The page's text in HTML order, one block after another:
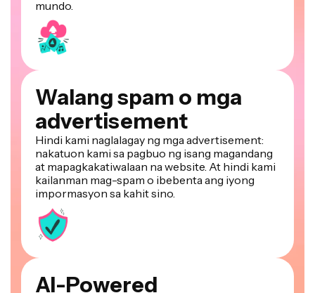
Walang spam o mga
advertisement
Hindi kami naglalagay ng mga advertisement:
nakatuon kami sa pagbuo ng isang magandang
at mapagkakatiwalaan na website. At hindi kami
kailanman mag-spam o ibebenta ang iyong
impormasyon sa kahit sino.
AI-Powered
Gumagamit ang Kapwing ng pinakabagong